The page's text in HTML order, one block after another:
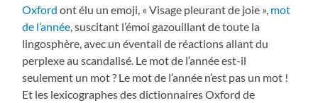
Oxford ont élu un emoji, « Visage pleurant de joie », mot
de l’année, suscitant l’émoi gazouillant de toute la
lingosphère, avec un éventail de réactions allant du
perplexe au scandalisé. Le mot de l’année est-il
seulement un mot ? Le mot de l’année n’est pas un mot !
Et les lexicographes des dictionnaires Oxford de